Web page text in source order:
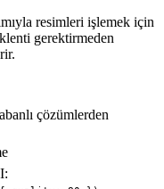
resimleri işlemek için
gerektirmeden
çözümlerden